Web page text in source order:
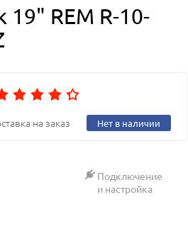
19" REM R-10-
на заказ Нет в наличии
Подключение
и настройка